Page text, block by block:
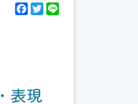
F
a
T
w
表現